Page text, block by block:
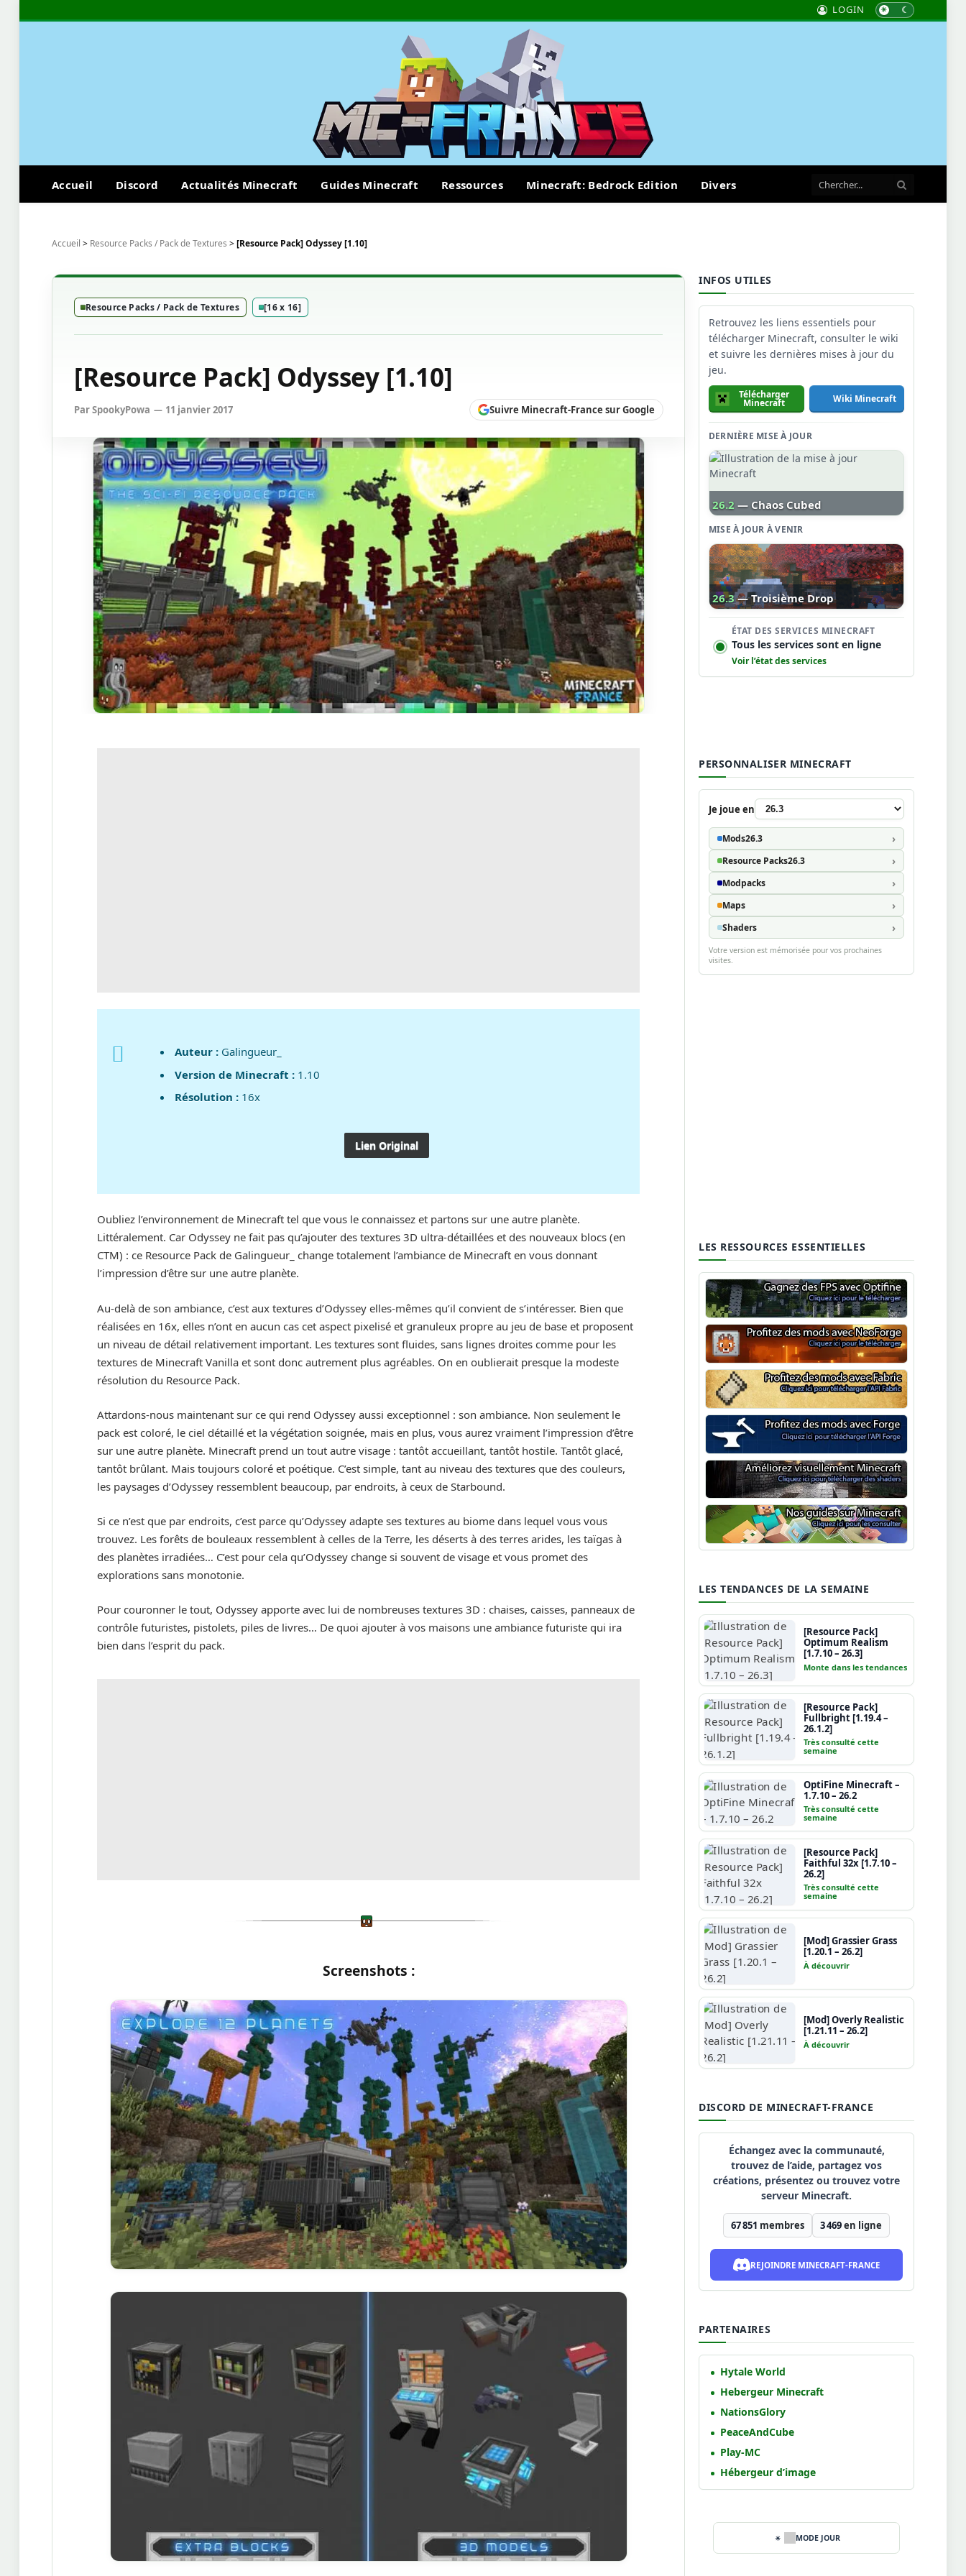
LOGIN
Accueil Discord Actualités Minecraft Guides Minecraft Ressources Minecraft: Bedrock Edition Divers
Accueil > Resource Packs / Pack de Textures >[Resource Pack] Odyssey [1.10]
Resource Packs / Pack de Textures [16 x 16]
[Resource Pack] Odyssey [1.10]
ParSpookyPowa 11 janvier 2017 Suivre Minecraft-France sur Google
Auteur : Galingueur_
Version de Minecraft : 1.10
Résolution : 16x
Lien Original
Oubliez l’environnement de Minecraft tel que vous le connaissez et partons sur une autre planète.
Littéralement. Car Odyssey ne fait pas qu’ajouter des textures 3D ultra-détaillées et des nouveaux blocs (en
CTM) : ce Resource Pack de Galingueur_ change totalement l’ambiance de Minecraft en vous donnant
l’impression d’être sur une autre planète.
Au-delà de son ambiance, c’est aux textures d’Odyssey elles-mêmes qu’il convient de s’intéresser. Bien que
réalisées en 16x, elles n’ont en aucun cas cet aspect pixelisé et granuleux propre au jeu de base et proposent
un niveau de détail relativement important. Les textures sont fluides, sans lignes droites comme pour les
textures de Minecraft Vanilla et sont donc autrement plus agréables. On en oublierait presque la modeste
résolution du Resource Pack.
Attardons-nous maintenant sur ce qui rend Odyssey aussi exceptionnel : son ambiance. Non seulement le
pack est coloré, le ciel détaillé et la végétation soignée, mais en plus, vous aurez vraiment l’impression d’être
sur une autre planète. Minecraft prend un tout autre visage : tantôt accueillant, tantôt hostile. Tantôt glacé,
tantôt brûlant. Mais toujours coloré et poétique. C’est simple, tant au niveau des textures que des couleurs,
les paysages d’Odyssey ressemblent beaucoup, par endroits, à ceux de Starbound.
Si ce n’est que par endroits, c’est parce qu’Odyssey adapte ses textures au biome dans lequel vous vous
trouvez. Les forêts de bouleaux ressemblent à celles de la Terre, les déserts à des terres arides, les taïgas à
des planètes irradiées… C’est pour cela qu’Odyssey change si souvent de visage et vous promet des
explorations sans monotonie.
Pour couronner le tout, Odyssey apporte avec lui de nombreuses textures 3D : chaises, caisses, panneaux de
contrôle futuristes, pistolets, piles de livres… De quoi ajouter à vos maisons une ambiance futuriste qui ira
bien dans l’esprit du pack.
Screenshots :
INFOS UTILES
Retrouvez les liens essentiels pour
télécharger Minecraft, consulter le wiki
et suivre les dernières mises à jour du
jeu.
Télécharger
Minecraft Wiki Minecraft
DERNIÈRE MISE À JOUR
26.2 — Chaos Cubed
MISE À JOUR À VENIR
26.3 — Troisième Drop
ÉTAT DES SERVICES MINECRAFT
Tous les services sont en ligne
Voir l’état des services
PERSONNALISER MINECRAFT
Je joue en
Mods26.3
Resource Packs26.3
Modpacks
Maps
Shaders
Votre version est mémorisée pour vos prochaines
visites.
LES RESSOURCES ESSENTIELLES
Optifine
NeoForge
Minecraft Fabric
Minecraft Forge
Shaders Minecraft
Guide Minecraft
LES TENDANCES DE LA SEMAINE
[Resource Pack]
Optimum Realism
[1.7.10 – 26.3]
Monte dans les tendances
[Resource Pack]
Fullbright [1.19.4 –
26.1.2]
Très consulté cette
semaine
OptiFine Minecraft –
1.7.10 – 26.2
Très consulté cette
semaine
[Resource Pack]
Faithful 32x [1.7.10 –
26.2]
Très consulté cette
semaine
[Mod] Grassier Grass
[1.20.1 – 26.2]
À découvrir
[Mod] Overly Realistic
[1.21.11 – 26.2]
À découvrir
DISCORD DE MINECRAFT-FRANCE
Échangez avec la communauté,
trouvez de l’aide, partagez vos
créations, présentez ou trouvez votre
serveur Minecraft.
67 851 membres 3 469en ligne
REJOINDRE MINECRAFT-FRANCE
PARTENAIRES
Hytale World
Hebergeur Minecraft
NationsGlory
PeaceAndCube
Play-MC
Hébergeur d’image
MODE JOUR